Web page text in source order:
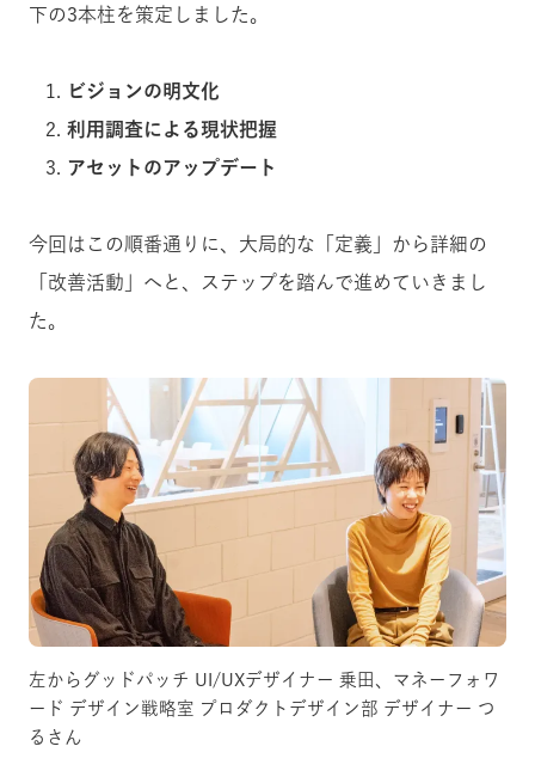
下の3本柱を策定しました。
ビジョンの明文化
利用調査による現状把握
アセットのアップデート
今回はこの順番通りに、大局的な「定義」から詳細の
「改善活動」へと、ステップを踏んで進めていきまし
た。
左からグッドパッチ UI/UXデザイナー 乗田、マネーフォワ
ード デザイン戦略室 プロダクトデザイン部 デザイナー つ
るさん